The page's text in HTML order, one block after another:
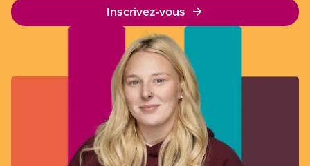
Inscrivez-vous